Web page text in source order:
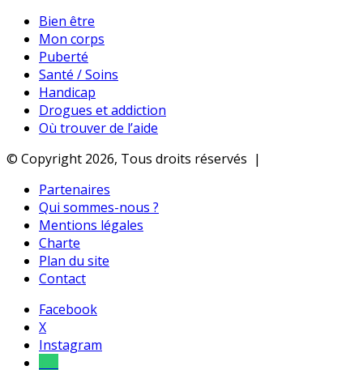
Bien être
Mon corps
Puberté
Santé / Soins
Handicap
Drogues et addiction
Où trouver de l’aide
© Copyright 2026, Tous droits réservés |
Partenaires
Qui sommes-nous ?
Mentions légales
Charte
Plan du site
Contact
Facebook
X
Instagram